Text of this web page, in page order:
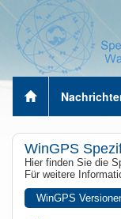
WinGPS
Hier finden Sie die
Für weitere
WinGPS